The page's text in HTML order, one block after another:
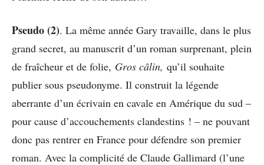
Pseudo (2). La même année Gary travaille, dans le plus
grand secret, au manuscrit d’un roman surprenant, plein
de fraîcheur et de folie, Gros câlin, qu’il souhaite
publier sous pseudonyme. Il construit la légende
aberrante d’un écrivain en cavale en Amérique du sud –
pour cause d’accouchements clandestins ! – ne pouvant
donc pas rentrer en France pour défendre son premier
roman. Avec la complicité de Claude Gallimard (l’une